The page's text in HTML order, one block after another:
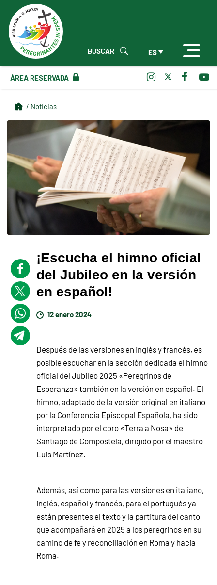
ES
BUSCAR
ÁREA RESERVADA
/ Noticias
¡Escucha el himno oficial
del Jubileo en la versión
en español!
12 enero 2024
Después de las versiones en inglés y francés, es
posible escuchar en la sección dedicada el himno
oficial del Jubileo 2025 «Peregrinos de
Esperanza» también en la versión en español. El
himno, adaptado de la versión original en italiano
por la Conferencia Episcopal Española, ha sido
interpretado por el coro «Terra a Nosa» de
Santiago de Compostela, dirigido por el maestro
Luis Martínez.
Además, así como para las versiones en italiano,
inglés, español y francés, para el portugués ya
están presentes el texto y la partitura del canto
que acompañará en 2025 a los peregrinos en su
camino de fe y reconciliación en Roma y hacia
Roma.